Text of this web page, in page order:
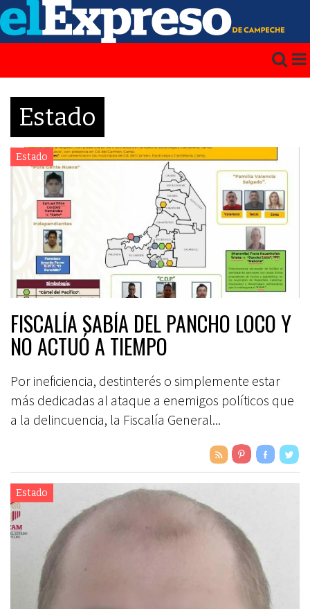
Estado
Estado
FISCALÍA SABÍA DEL PANCHO LOCO Y
NO ACTUÓ A TIEMPO
Por ineficiencia, destinterés o simplemente estar
más dedicadas al ataque a enemigos políticos que
a la delincuencia, la Fiscalía General...
Estado